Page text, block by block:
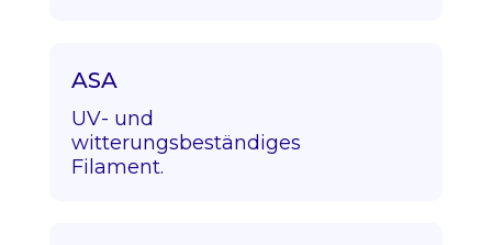
ASA
UV- und
witterungsbeständiges
Filament.